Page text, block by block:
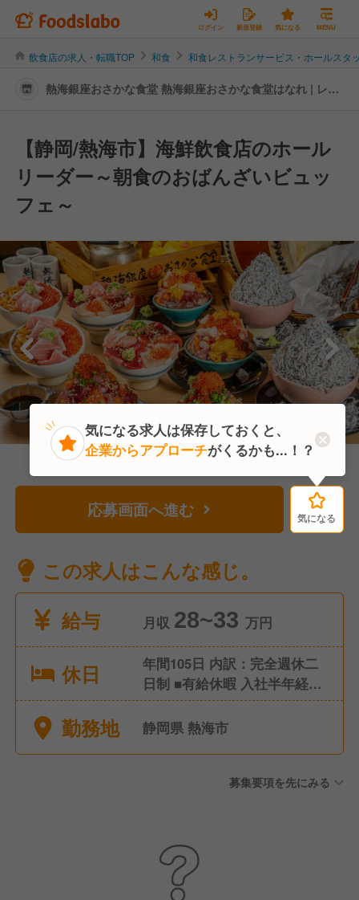
ログイン 新規登録 気になる MENU
飲食店の求人・転職TOP 和食 和食レストランサービス・ホールスタ
熱海銀座おさかな食堂 熱海銀座おさかな食堂はなれ | レス
【静岡/熱海市】海鮮飲食店のホール
リーダー～朝食のおばんざいビュッ
フェ～
応募画面へ進む 気になる
この求人はこんな感じ。
給与
月収 28~33 万円
休日
年間105日 内訳：完全週休二
日制 ■有給休暇 入社半年経過
時点10日 最高付与日数20日
勤務地 静岡県 熱海市
募集要項を先にみる
気になる
気になる求人は保存しておくと、
企業からアプローチがくるかも...！？